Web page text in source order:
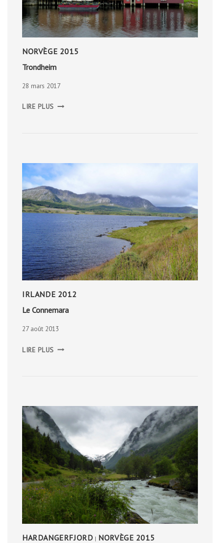
NORVÈGE 2015
Trondheim
28 mars 2017
LIRE PLUS
IRLANDE 2012
Le Connemara
27 août 2013
LIRE PLUS CONNEMARA
HARDANGERFJORD | NORVÈGE 2015